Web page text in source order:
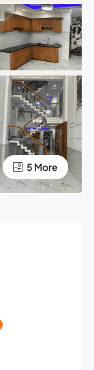
1 More
5 More